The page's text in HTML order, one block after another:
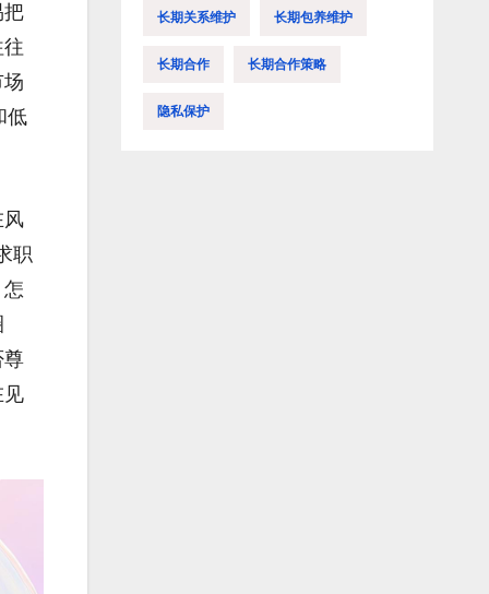
把
低
风
职
尊
见
长期关系维护 长期包养维护
长期合作 长期合作策略
隐私保护